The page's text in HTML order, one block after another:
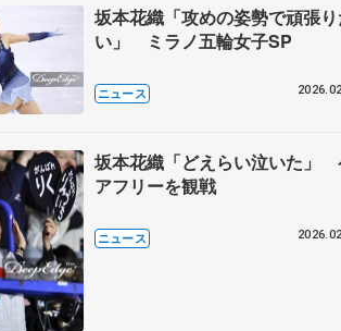
坂本花織「攻めの姿勢で頑張
い」 ミラノ五輪女子SP
ニュース
坂本花織「どえらい泣いた」
アフリーを観戦
ニュース